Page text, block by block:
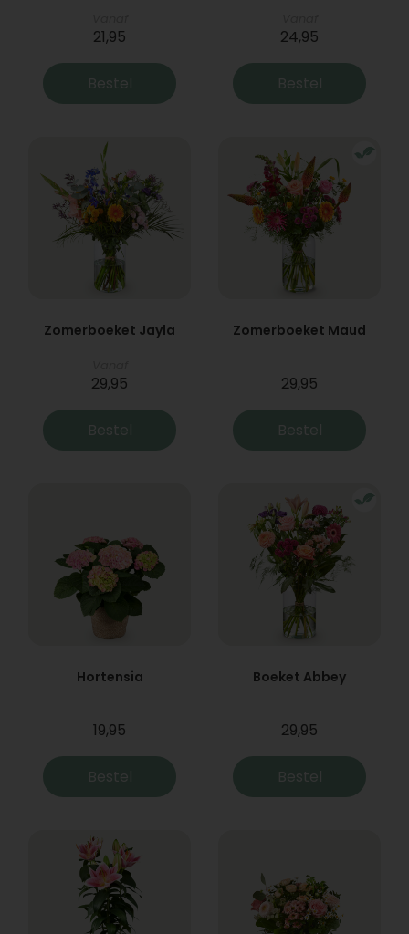
21,95
Bestel
24,95
Bestel
Zomerboeket Jayla
29,95
Bestel
Zomerboeket Maud
29,95
Bestel
Hortensia
19,95
Bestel
Boeket Abbey
29,95
Bestel